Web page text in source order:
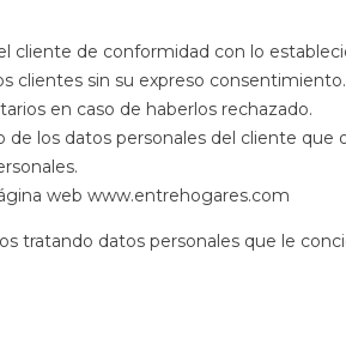
cliente de conformidad con lo
clientes sin su expreso consentimiento.
en caso de haberlos rechazado.
los datos personales del cliente
web www.entrehogares.com
tratando datos personales que le